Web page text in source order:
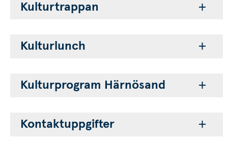
Kulturtrappan
Kulturlunch
Kulturprogram Härnösand
Kontaktuppgifter